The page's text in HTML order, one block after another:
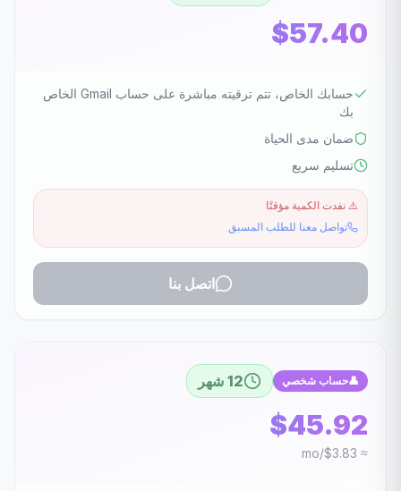
$57.40
حسابك الخاص، تتم ترقيته مباشرة على حساب Gmail الخاص
بك
ضمان مدى الحياة
تسليم سريع
⚠️ نفدت الكمية مؤقتًا
تواصل معنا للطلب المسبق
اتصل بنا
👤حساب شخصي 12 شهر
$45.92
≈ $3.83/mo